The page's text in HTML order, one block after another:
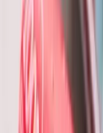
1 lžíce
citronová šťáva
sůl a pepř